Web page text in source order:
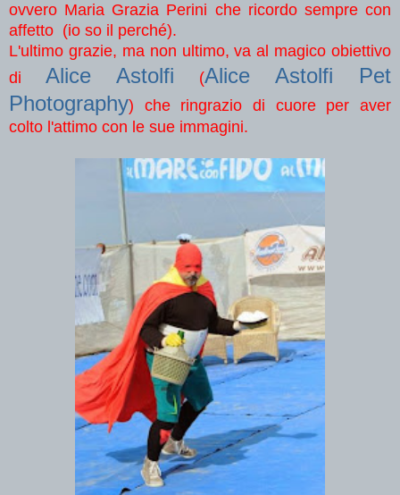
ovvero Maria Grazia Perini che ricordo sempre con
affetto (io so il perché).
L'ultimo grazie, ma non ultimo, va al magico obiettivo
diAlice Astolfi (Alice Astolfi Pet
Photography) che ringrazio di cuore per aver
colto l'attimo con le sue immagini.